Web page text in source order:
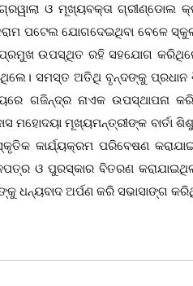
ଓ ମୂଖ୍ୟବକ୍ତା ଗ୍ରୀଣ୍ଡୋଲ
ପଟେଲ ଯୋଗଦେଇଥିବା ବେଳେ
ପ୍ରମୁଖ ଉପସ୍ଥିତ ରହି ସହଯୋଗ
ସମସ୍ତ ଅତିଥି ବୃନ୍ଦଙ୍କୁ
ଗଜିନ୍ଦ୍ର ନାଏକ ଉପସ୍ଥାପନା
ମୂଖ୍ୟମନ୍ତ୍ରୀଙ୍କ ବାର୍ତା ଶିଶୁ
କାର୍ଯ୍ୟକ୍ରମ ପରିବେଷଣ
ଓ ପୁରସ୍କାର ବିତରଣ
ଧନ୍ୟବାଦ ଅର୍ପଣ କରି ସଭାସାଙ୍ଗ